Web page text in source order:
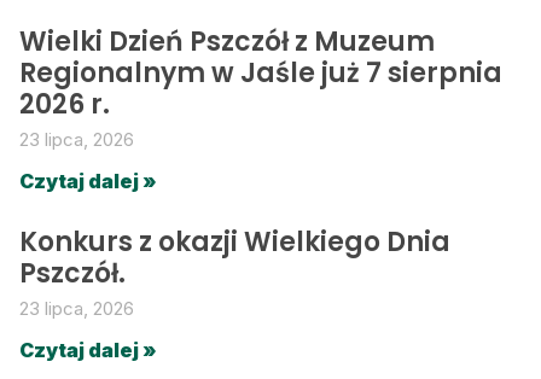
Wielki Dzień Pszczół z Muzeum
Regionalnym w Jaśle już 7 sierpnia
2026 r.
23 lipca, 2026
Czytaj dalej »
Konkurs z okazji Wielkiego Dnia
Pszczół.
23 lipca, 2026
Czytaj dalej »